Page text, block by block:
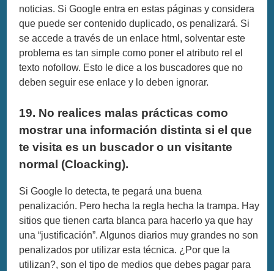
noticias. Si Google entra en estas páginas y considera
que puede ser contenido duplicado, os penalizará. Si
se accede a través de un enlace html, solventar este
problema es tan simple como poner el atributo rel el
texto nofollow. Esto le dice a los buscadores que no
deben seguir ese enlace y lo deben ignorar.
19. No realices malas prácticas como
mostrar una información distinta si el que
te visita es un buscador o un visitante
normal (Cloacking).
Si Google lo detecta, te pegará una buena
penalización. Pero hecha la regla hecha la trampa. Hay
sitios que tienen carta blanca para hacerlo ya que hay
una “justificación”. Algunos diarios muy grandes no son
penalizados por utilizar esta técnica. ¿Por que la
utilizan?, son el tipo de medios que debes pagar para